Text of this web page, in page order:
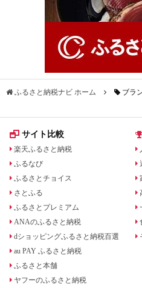
ふるさと納税ナビ ホーム ブラ
サイト比較
楽天ふるさと納税
ふるなび
ふるさとチョイス
さとふる
ふるさとプレミアム
ANAのふるさと納税
dショッピングふるさと納税百選
au PAY ふるさと納税
ふるさと本舗
ヤフーのふるさと納税